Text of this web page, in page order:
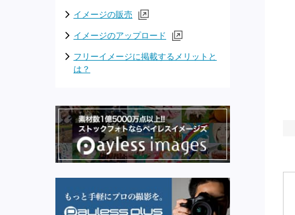
イメージの販売
イメージのアップロード
フリーイメージに掲載するメリットと
は？